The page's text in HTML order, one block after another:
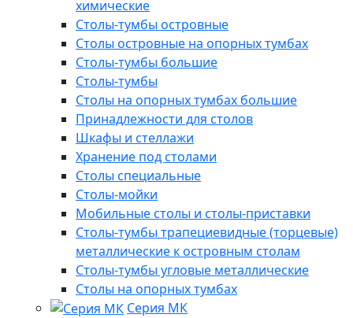
химические
Столы-тумбы островные
Столы островные на опорных тумбах
Столы-тумбы большие
Столы-тумбы
Столы на опорных тумбах большие
Принадлежности для столов
Шкафы и стеллажи
Хранение под столами
Столы специальные
Столы-мойки
Мобильные столы и столы-приставки
Столы-тумбы трапециевидные (торцевые)
металлические к островным столам
Столы-тумбы угловые металлические
Столы на опорных тумбах
Серия МК